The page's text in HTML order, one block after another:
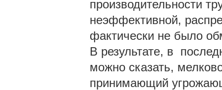
производительности
неэффективной,
фактически не было
В результате, в
можно сказать,
принимающий